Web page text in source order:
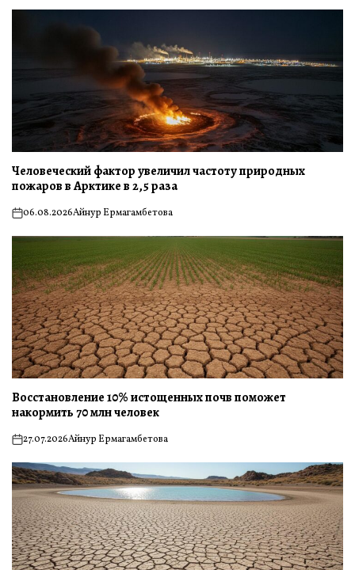
Человеческий фактор увеличил частоту природных
пожаров в Арктике в 2,5 раза
on06.08.2026Айнур Ермагамбетова
Восстановление 10% истощенных почв поможет
накормить 70 млн человек
on27.07.2026Айнур Ермагамбетова